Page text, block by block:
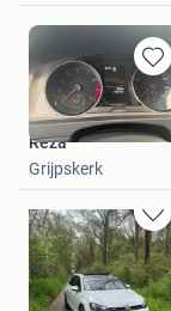
in
Mijn
Reza
Grijpskerk
in
Mijn